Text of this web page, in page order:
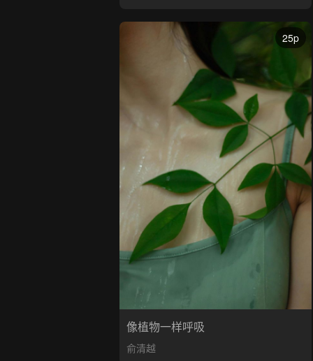
25p
像植物一样呼吸
俞清越